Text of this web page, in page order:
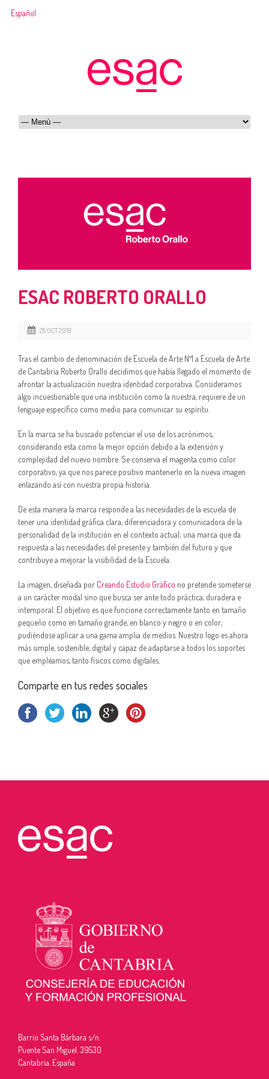
Español
ESAC ROBERTO ORALLO
25 OCT 2019
Tras el cambio de denominación de Escuela de Arte Nº1 a Escuela de Arte
de Cantabria Roberto Orallo decidimos que había llegado el momento de
afrontar la actualización nuestra identidad corporativa. Consideramos
algo incuestionable que una institución como la nuestra, requiere de un
lenguaje específico como medio para comunicar su espíritu.
En la marca se ha buscado potenciar el uso de los acrónimos,
considerando esta como la mejor opción debido a la extensión y
complejidad del nuevo nombre. Se conserva el magenta como color
corporativo, ya que nos parece positivo mantenerlo en la nueva imagen
enlazando así con nuestra propia historia.
De esta manera la marca responde a las necesidades de la escuela de
tener una identidad gráfica clara, diferenciadora y comunicadora de la
personalidad de la institución en el contexto actual; una marca que da
respuesta a las necesidades del presente y también del futuro y que
contribuye a mejorar la visibilidad de la Escuela.
La imagen, diseñada por Creando Estudio Gráfico no pretende someterse
a un carácter modal sino que busca ser ante todo práctica, duradera e
intemporal. El objetivo es que funcione correctamente tanto en tamaño
pequeño como en tamaño grande, en blanco y negro o en color;
pudiéndose aplicar a una gama amplia de medios. Nuestro logo es ahora
más simple, sostenible, digital y capaz de adaptarse a todos los soportes
que empleamos, tanto físicos como digitales.
Comparte en tus redes sociales
Barrio Santa Bárbara s/n.
Puente San Miguel. 39530
Cantabria. España